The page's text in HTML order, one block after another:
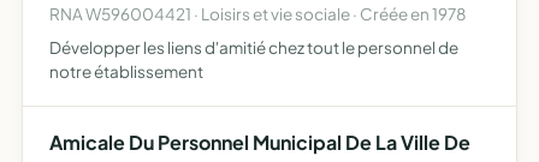
RNA W596004421 · Loisirs et vie sociale · Créée en 1978
Développer les liens d'amitié chez tout le personnel de
notre établissement
Amicale Du Personnel Municipal De La Ville De